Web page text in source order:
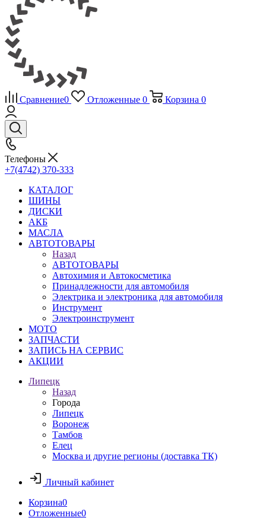
Сравнение0 Отложенные 0 Корзина 0
Телефоны
+7(4742) 370-333
КАТАЛОГ
ШИНЫ
ДИСКИ
АКБ
МАСЛА
АВТОТОВАРЫ
Назад
АВТОТОВАРЫ
Автохимия и Автокосметика
Принадлежности для автомобиля
Электрика и электроника для автомобиля
Инструмент
Электроинструмент
МОТО
ЗАПЧАСТИ
ЗАПИСЬ НА СЕРВИС
АКЦИИ
Липецк
Назад
Города
Липецк
Воронеж
Тамбов
Елец
Москва и другие регионы (доставка ТК)
Личный кабинет
Корзина0
Отложенные0